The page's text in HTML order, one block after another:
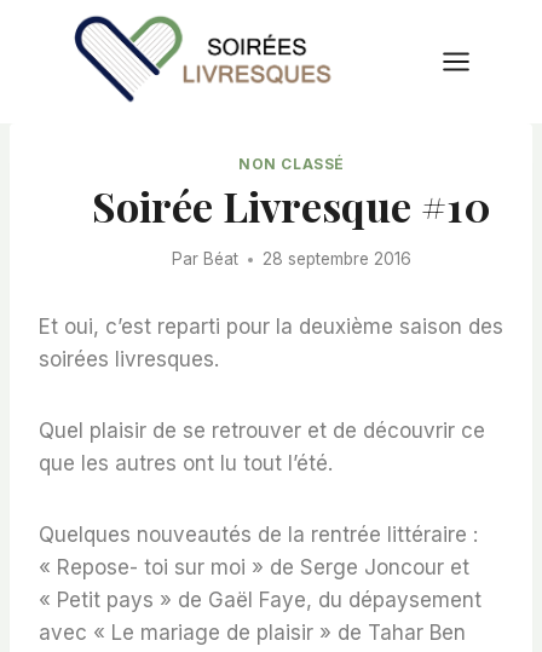
NON CLASSÉ
Soirée Livresque #10
Par Béat 28 septembre 2016
Et oui, c’est reparti pour la deuxième saison des
soirées livresques.
Quel plaisir de se retrouver et de découvrir ce
que les autres ont lu tout l’été.
Quelques nouveautés de la rentrée littéraire :
« Repose- toi sur moi » de Serge Joncour et
« Petit pays » de Gaël Faye, du dépaysement
avec « Le mariage de plaisir » de Tahar Ben